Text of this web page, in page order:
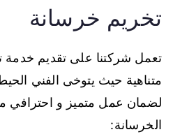
تخريم خرسانة
تعمل شركتنا على تقديم خدمة
متناهية حيث يتوخى الفني
لضمان عمل متميز و احترافي
الخرسانة: